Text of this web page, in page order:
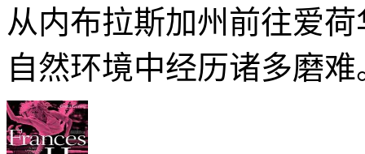
从内布拉斯加州前往爱
自然环境中经历诸多磨